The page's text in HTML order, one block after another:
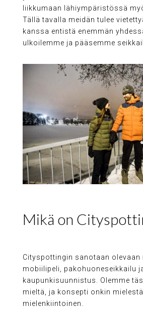
liikkumaan lähiympäristössä
Tällä tavalla meidän tulee
kanssa entistä enemmän
ulkoilemme ja pääsemme
Mikä on
Cityspottingin sanotaan olevaan
mobiilipeli, pakohuoneseikkailu
kaupunkisuunnistus. Olemme
mieltä, ja konsepti onkin
mielenkiintoinen.